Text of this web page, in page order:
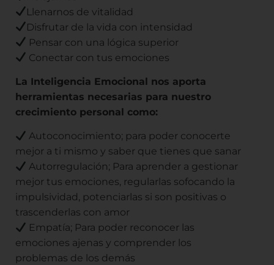
Llenarnos de vitalidad
Disfrutar de la vida con intensidad
Pensar con una lógica superior
Conectar con tus emociones
La Inteligencia Emocional nos aporta
herramientas necesarias para nuestro
crecimiento personal como:
Autoconocimiento; para poder conocerte
mejor a ti mismo y saber que tienes que sanar
Autorregulación; Para aprender a gestionar
mejor tus emociones, regularlas sofocando la
impulsividad, potenciarlas si son positivas o
trascenderlas con amor
Empatía; Para poder reconocer las
emociones ajenas y comprender los
problemas de los demás